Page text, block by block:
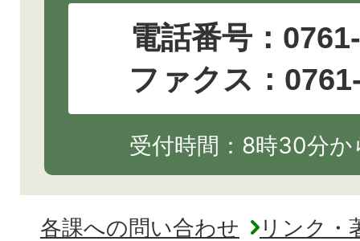
電話番号：
ファクス：
受付時間：8時30分
各課への問い合わせ
リンク・